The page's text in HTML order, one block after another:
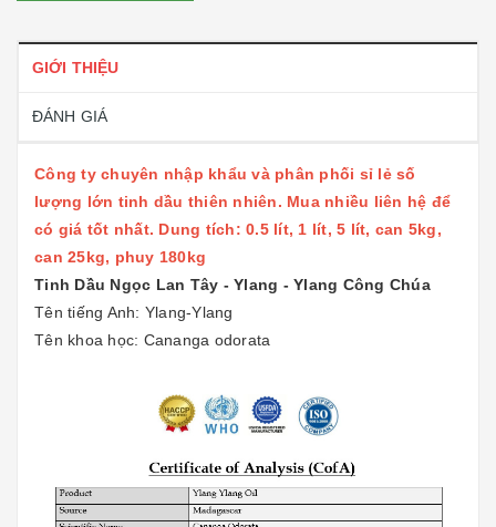
GIỚI THIỆU
ĐÁNH GIÁ
Công ty chuyên nhập khẩu và phân phối sỉ lẻ số
lượng lớn tinh dầu thiên nhiên. Mua nhiều liên hệ để
có giá tốt nhất. Dung tích: 0.5 lít, 1 lít, 5 lít, can 5kg,
can 25kg, phuy 180kg
Tinh Dầu Ngọc Lan Tây - Ylang - Ylang Công Chúa
Tên tiếng Anh: Ylang-Ylang
Tên khoa học: Cananga odorata